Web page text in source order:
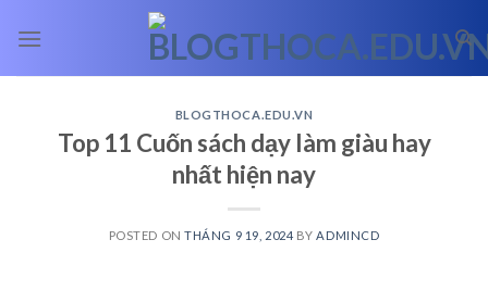
BLOGTHOCA.EDU.VN
Top 11 Cuốn sách dạy làm giàu hay
nhất hiện nay
POSTED ONTHÁNG 9 19, 2024 BY ADMINCD